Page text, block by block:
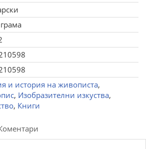
и история на живописта,
, Изобразителни изкуства,
, Книги